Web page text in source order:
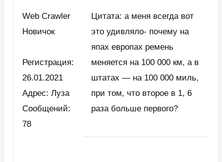
Web Crawler
Новичок
Регистрация:
26.01.2021
Адрес: Луза
Сообщений:
78
Цитата: а меня всегда вот
это удивляло- почему на
япах европах ремень
меняется на 100 000 км, а в
штатах — на 100 000 миль,
при том, что второе в 1, 6
раза больше первого?